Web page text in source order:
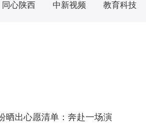
同心陕西 中新视频 教育科技
出心愿清单：奔赴一场演